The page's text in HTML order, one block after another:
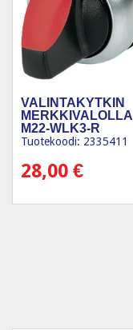
VALINTAKYTKIN
MERKKIVALOLLA
M22-WLK3-R
Tuotekoodi: 2335411
28,00 €